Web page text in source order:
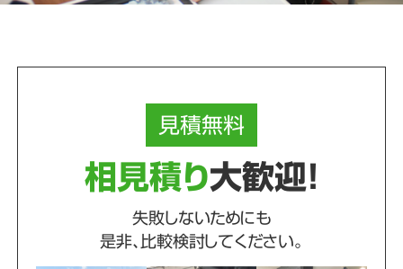
見積無料
相見積り大歓迎！
失敗しないためにも
是非、比較検討してください。